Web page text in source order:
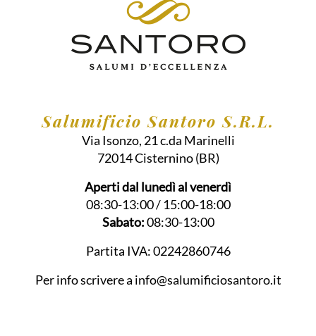
Salumificio Santoro S.R.L.
Via Isonzo, 21 c.da Marinelli
72014Cisternino (BR)
Aperti dal lunedì al venerdì
08:30-13:00 / 15:00-18:00
Sabato:08:30-13:00
Partita IVA:02242860746
Per info scrivere a info@salumificiosantoro.it